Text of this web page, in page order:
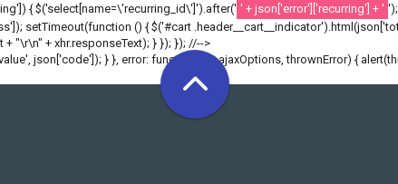
{ $('select[name=\'recurring_id\']').after(' ' + json['error']['recurring'] + '
setTimeout(function () { $('#cart
+ "\r\n" + xhr.responseText); } }); }); //-->
json['code']); } }, error: function(xhr, ajaxOptions, thrownError) {